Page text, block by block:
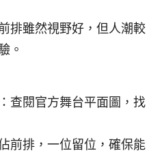
排雖然視野好，但人潮較
。
查閱官方舞台平面圖，找
前排，一位留位，確保能